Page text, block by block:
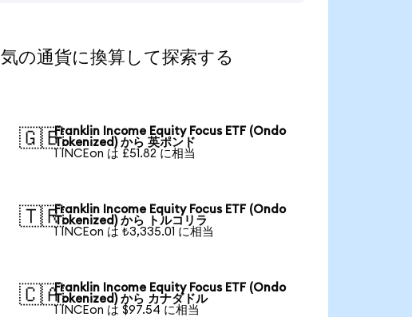
貨に換算して探索する
🇬🇧Franklin Income Equity Focus ETF (Ondo
Tokenized) から 英ポンド
1 INCEon は £51.82 に相当
🇹🇷Franklin Income Equity Focus ETF (Ondo
Tokenized) から トルコリラ
1 INCEon は ₺3,335.01 に相当
🇨🇦Franklin Income Equity Focus ETF (Ondo
Tokenized) から カナダドル
1 INCEon は $97.54 に相当